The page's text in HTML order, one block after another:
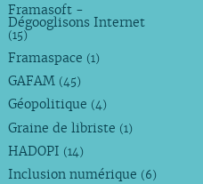
Framasoft -
Dégooglisons Internet
(15)
Framaspace (1)
GAFAM (45)
Géopolitique (4)
Graine de libriste (1)
HADOPI (14)
Inclusion numérique (6)